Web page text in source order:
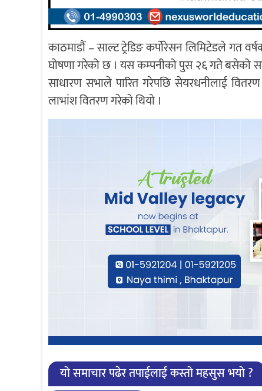
काठमाडौं – साल्ट ट्रेडिङ कर्पोरेसन लिमिटेडले गत
घोषणा गरेको छ । यस कम्पनीको पुस २६ गते बसेको
साधारण सभाले पारित गरेपछि सेयरधनीलाई
लाभांश वितरण गरेको थियो ।
यो समाचार पढेर तपाईलाई कस्तो महसुस भयो ?